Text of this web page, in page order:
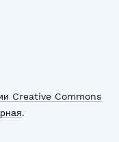
Creative Commons
.